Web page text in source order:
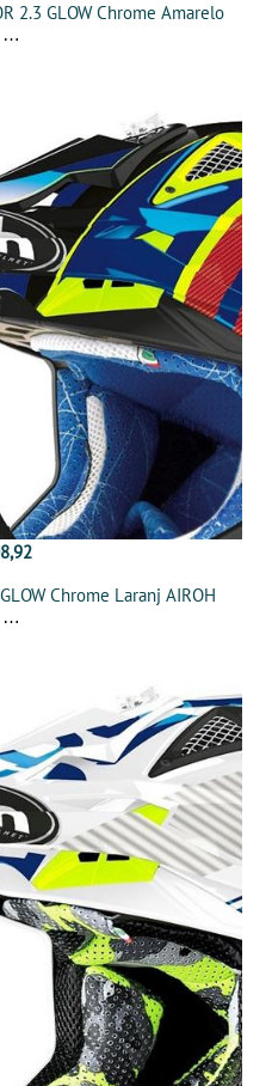
2.3 GLOW Chrome Amarelo
Chrome Laranj AIROH